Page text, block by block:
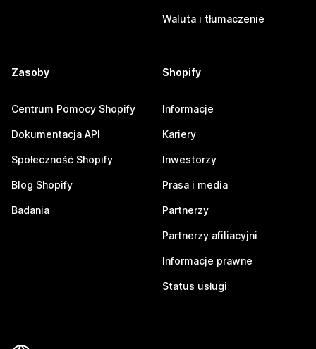
Waluta i tłumaczenie
Zasoby
Centrum Pomocy Shopify
Dokumentacja API
Społeczność Shopify
Blog Shopify
Badania
Shopify
Informacje
Kariery
Inwestorzy
Prasa i media
Partnerzy
Partnerzy afiliacyjni
Informacje prawne
Status usługi